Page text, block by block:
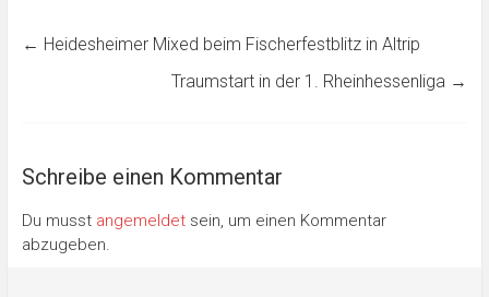
← Heidesheimer Mixed beim Fischerfestblitz in Altrip
Traumstart in der 1. Rheinhessenliga →
Schreibe einen Kommentar
Du musst angemeldetsein, um einen Kommentar
abzugeben.